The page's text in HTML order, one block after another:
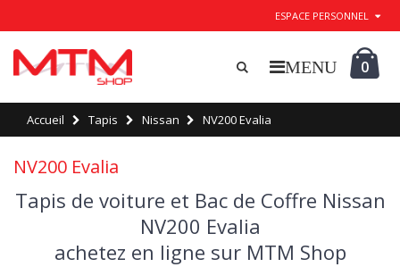
ESPACE PERSONNEL
0
Accueil Tapis Nissan NV200 Evalia
NV200 Evalia
Tapis de voiture et Bac de Coffre Nissan
NV200 Evalia
achetez en ligne sur MTM Shop